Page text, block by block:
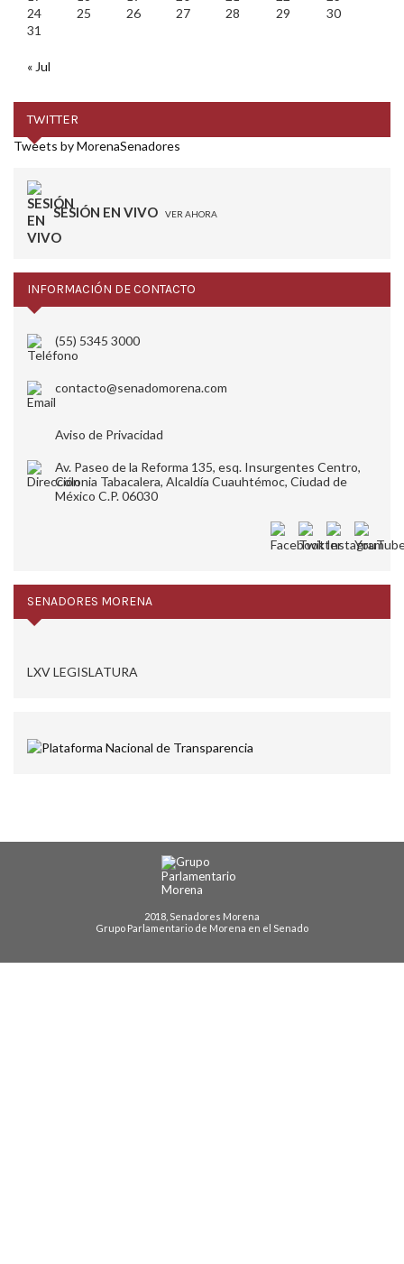
24
25 26 27 28 29
30
31
« Jul
TWITTER
Tweets by MorenaSenadores
SESIÓN EN VIVO VER AHORA
INFORMACIÓN DE CONTACTO
(55) 5345 3000
contacto@senadomorena.com
Aviso de Privacidad
Av. Paseo de la Reforma 135, esq. Insurgentes Centro,
Colonia Tabacalera, Alcaldía Cuauhtémoc, Ciudad de
México C.P. 06030
SENADORES MORENA
LXV LEGISLATURA
2018, Senadores Morena
Grupo Parlamentario de Morena en el Senado